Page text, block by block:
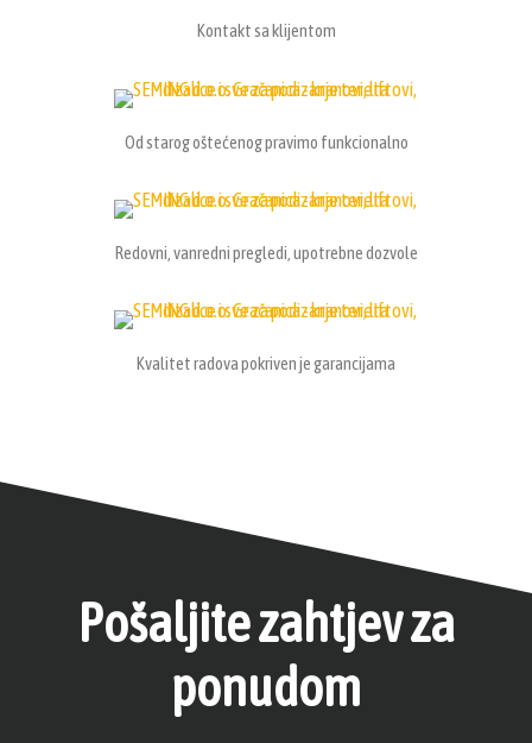
Kontakt sa klijentom
Od starog oštećenog pravimo funkcionalno
Redovni, vanredni pregledi, upotrebne dozvole
Kvalitet radova pokriven je garancijama
Pošaljite zahtjev za
ponudom